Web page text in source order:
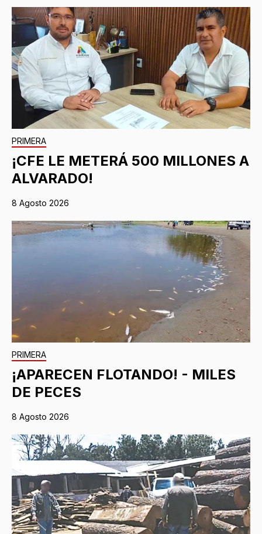
PRIMERA
¡CFE LE METERÁ 500 MILLONES A
ALVARADO!
8 Agosto 2026
PRIMERA
¡APARECEN FLOTANDO! - MILES
DE PECES
8 Agosto 2026